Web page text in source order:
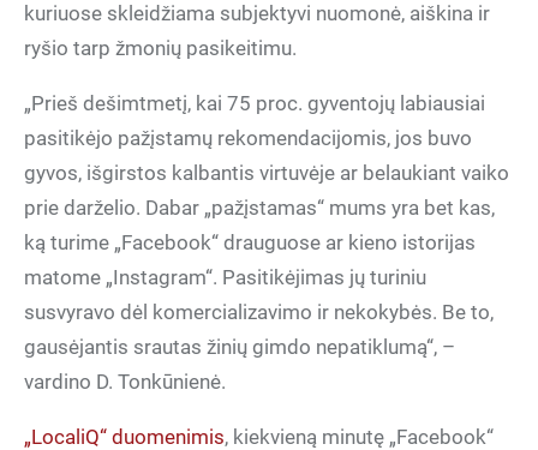
kuriuose skleidžiama subjektyvi nuomonė, aiškina ir
ryšio tarp žmonių pasikeitimu.
„Prieš dešimtmetį, kai 75 proc. gyventojų labiausiai
pasitikėjo pažįstamų rekomendacijomis, jos buvo
gyvos, išgirstos kalbantis virtuvėje ar belaukiant vaiko
prie darželio. Dabar „pažįstamas“ mums yra bet kas,
ką turime „Facebook“ drauguose ar kieno istorijas
matome „Instagram“. Pasitikėjimas jų turiniu
susvyravo dėl komercializavimo ir nekokybės. Be to,
gausėjantis srautas žinių gimdo nepatiklumą“, –
vardino D. Tonkūnienė.
„LocaliQ“ duomenimis, kiekvieną minutę „Facebook“